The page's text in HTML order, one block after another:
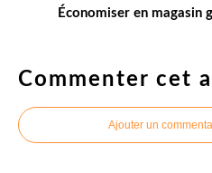
Économiser en magasin
Commenter cet
Ajouter un